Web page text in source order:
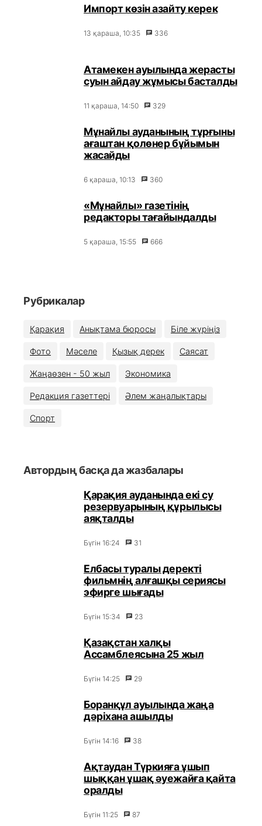
Импорт көзін азайту керек
13 қараша, 10:35 336
Атамекен ауылында жерасты
суын айдау жұмысы басталды
11 қараша, 14:50 329
Мұнайлы ауданының тұрғыны
ағаштан қолөнер бұйымын
жасайды
6 қараша, 10:13 360
«Мұнайлы» газетінің
редакторы тағайындалды
5 қараша, 15:55 666
Рубрикалар
Қарақия Анықтама бюросы Біле жүріңіз
Фото Мәселе Қызық дерек Саясат
Жаңаөзен - 50 жыл Экономика
Редакция газеттері Әлем жаңалықтары
Спорт
Автордың басқа да жазбалары
Қарақия ауданында екі су
резервуарының құрылысы
аяқталды
Бүгін 16:24 31
Елбасы туралы деректі
фильмнің алғашқы сериясы
эфирге шығады
Бүгін 15:34 23
Қазақстан халқы
Ассамблеясына 25 жыл
Бүгін 14:25 29
Боранқұл ауылында жаңа
дәріхана ашылды
Бүгін 14:16 38
Ақтаудан Түркияға ұшып
шыққан ұшақ әуежайға қайта
оралды
Бүгін 11:25 87